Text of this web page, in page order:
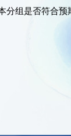
分组是否符合预